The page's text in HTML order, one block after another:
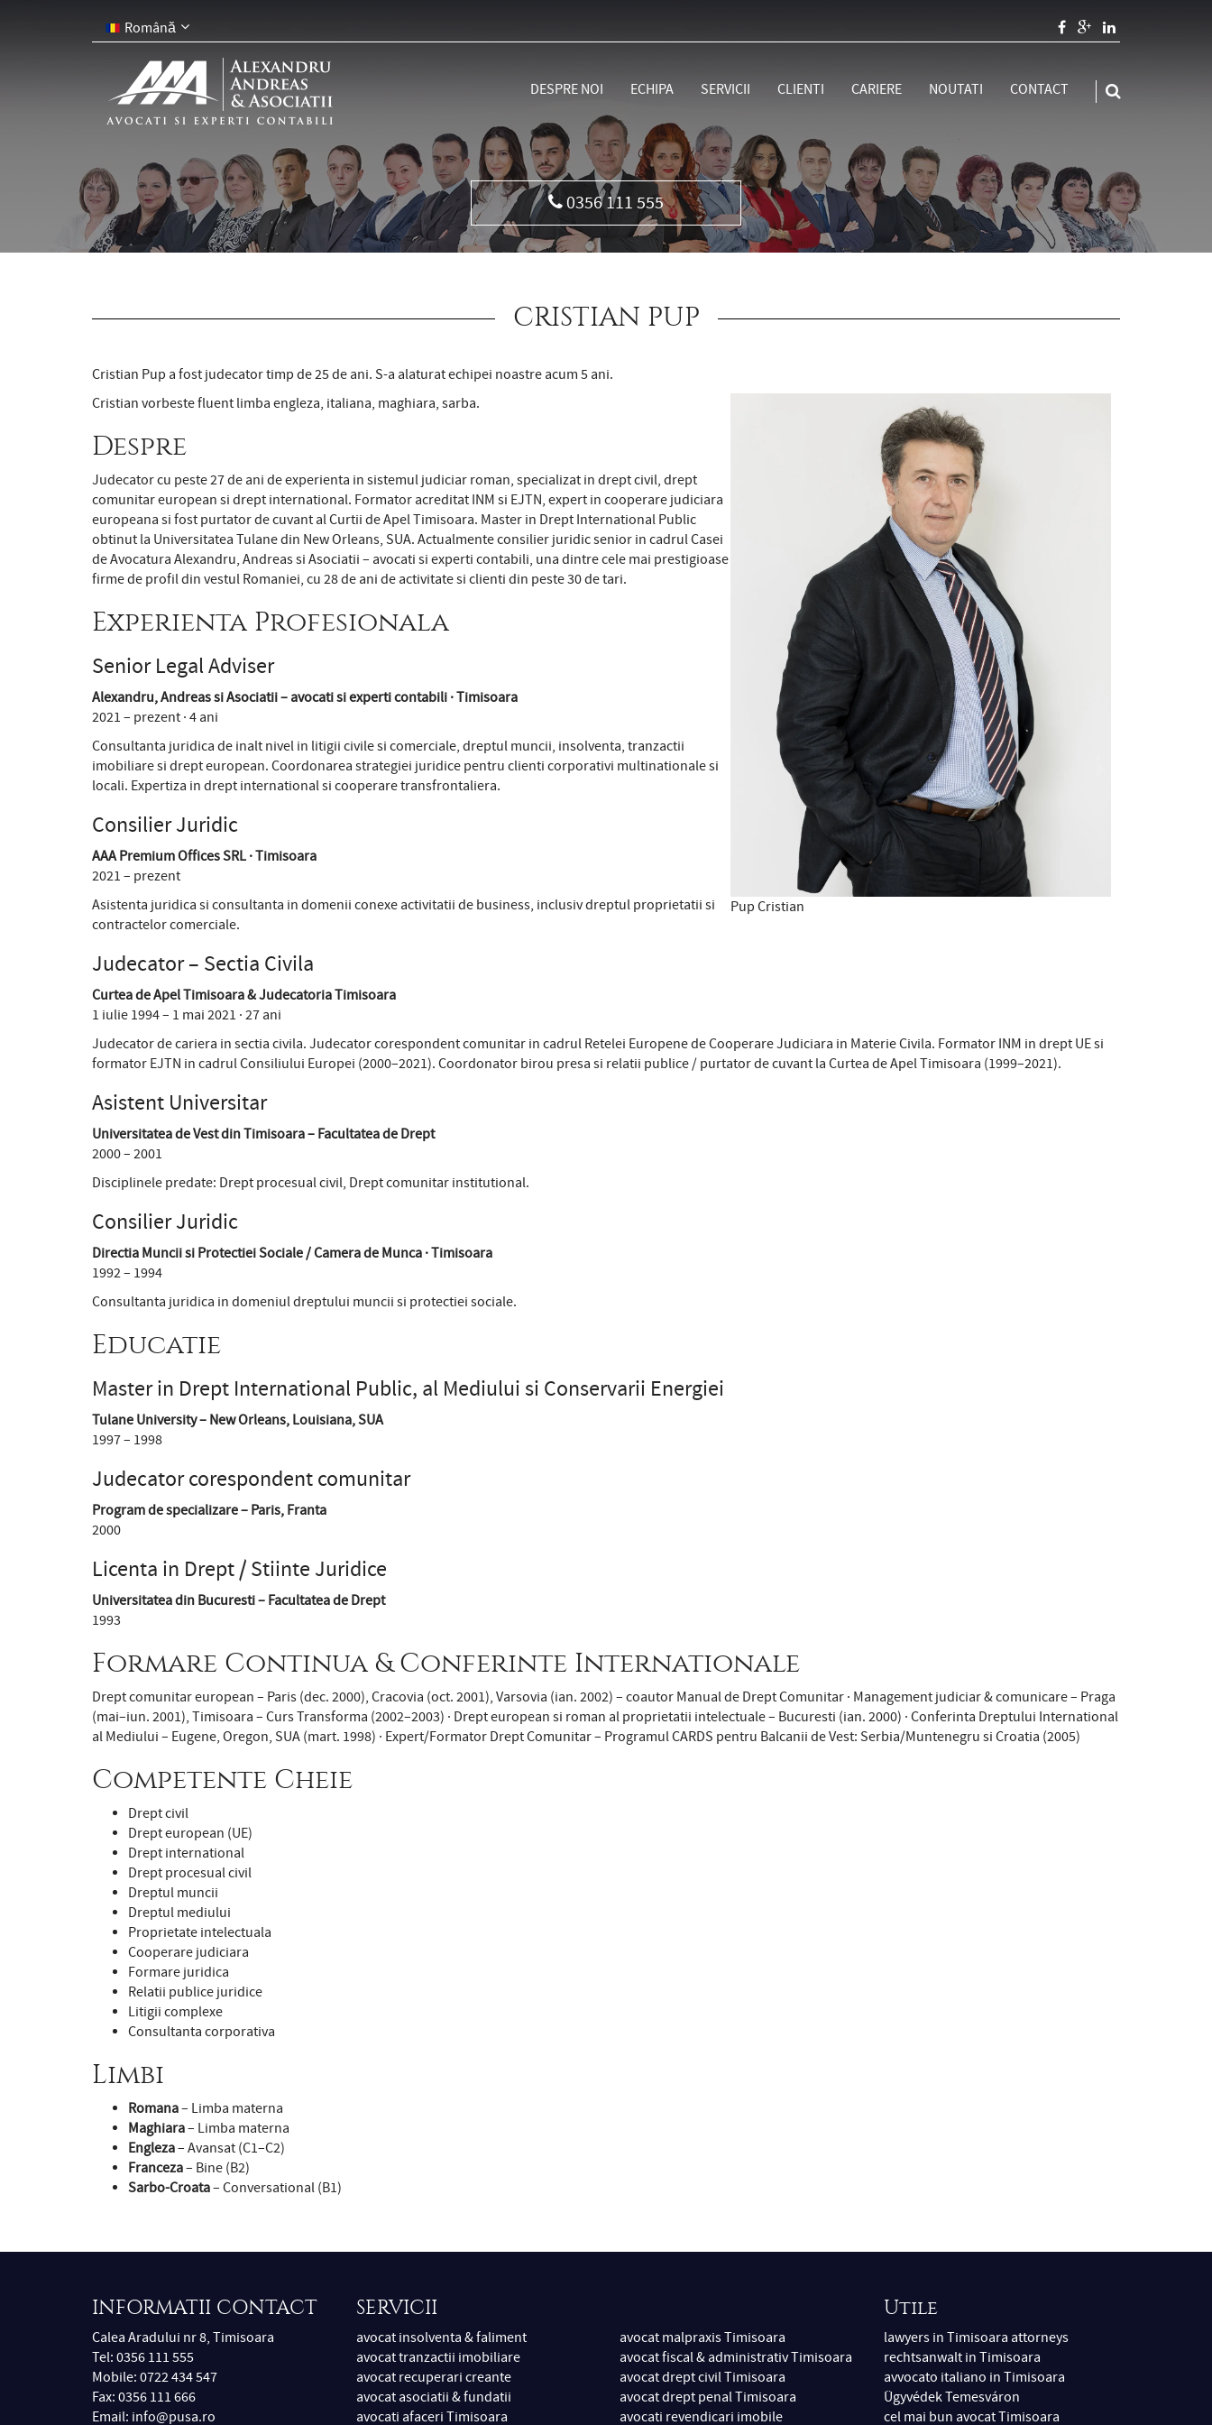
Română
DESPRE NOI ECHIPA SERVICII CLIENTI CARIERE NOUTATI CONTACT 
0356 111 555
CRISTIAN PUP
Cristian Pup a fost judecator timp de 25 de ani. S-a alaturat echipei noastre acum 5 ani.
Pup Cristian
Cristian vorbeste fluent limba engleza, italiana, maghiara, sarba.
Despre
Judecator cu peste 27 de ani de experienta in sistemul judiciar roman, specializat in drept civil, drept
comunitar european si drept international. Formator acreditat INM si EJTN, expert in cooperare judiciara
europeana si fost purtator de cuvant al Curtii de Apel Timisoara. Master in Drept International Public
obtinut la Universitatea Tulane din New Orleans, SUA. Actualmente consilier juridic senior in cadrul Casei
de Avocatura Alexandru, Andreas si Asociatii – avocati si experti contabili, una dintre cele mai prestigioase
firme de profil din vestul Romaniei, cu 28 de ani de activitate si clienti din peste 30 de tari.
Experienta Profesionala
Senior Legal Adviser
Alexandru, Andreas si Asociatii – avocati si experti contabili · Timisoara
2021 – prezent · 4 ani
Consultanta juridica de inalt nivel in litigii civile si comerciale, dreptul muncii, insolventa, tranzactii
imobiliare si drept european. Coordonarea strategiei juridice pentru clienti corporativi multinationale si
locali. Expertiza in drept international si cooperare transfrontaliera.
Consilier Juridic
AAA Premium Offices SRL · Timisoara
2021 – prezent
Asistenta juridica si consultanta in domenii conexe activitatii de business, inclusiv dreptul proprietatii si
contractelor comerciale.
Judecator – Sectia Civila
Curtea de Apel Timisoara & Judecatoria Timisoara
1 iulie 1994 – 1 mai 2021 · 27 ani
Judecator de cariera in sectia civila. Judecator corespondent comunitar in cadrul Retelei Europene de Cooperare Judiciara in Materie Civila. Formator INM in drept UE si
formator EJTN in cadrul Consiliului Europei (2000–2021). Coordonator birou presa si relatii publice / purtator de cuvant la Curtea de Apel Timisoara (1999–2021).
Asistent Universitar
Universitatea de Vest din Timisoara – Facultatea de Drept
2000 – 2001
Disciplinele predate: Drept procesual civil, Drept comunitar institutional.
Consilier Juridic
Directia Muncii si Protectiei Sociale / Camera de Munca · Timisoara
1992 – 1994
Consultanta juridica in domeniul dreptului muncii si protectiei sociale.
Educatie
Master in Drept International Public, al Mediului si Conservarii Energiei
Tulane University – New Orleans, Louisiana, SUA
1997 – 1998
Judecator corespondent comunitar
Program de specializare – Paris, Franta
2000
Licenta in Drept / Stiinte Juridice
Universitatea din Bucuresti – Facultatea de Drept
1993
Formare Continua & Conferinte Internationale
Drept comunitar european – Paris (dec. 2000), Cracovia (oct. 2001), Varsovia (ian. 2002) – coautor Manual de Drept Comunitar · Management judiciar & comunicare – Praga
(mai–iun. 2001), Timisoara – Curs Transforma (2002–2003) · Drept european si roman al proprietatii intelectuale – Bucuresti (ian. 2000) · Conferinta Dreptului International
al Mediului – Eugene, Oregon, SUA (mart. 1998) · Expert/Formator Drept Comunitar – Programul CARDS pentru Balcanii de Vest: Serbia/Muntenegru si Croatia (2005)
Competente Cheie
Drept civil
Drept european (UE)
Drept international
Drept procesual civil
Dreptul muncii
Dreptul mediului
Proprietate intelectuala
Cooperare judiciara
Formare juridica
Relatii publice juridice
Litigii complexe
Consultanta corporativa
Limbi
Romana– Limba materna
Maghiara– Limba materna
Engleza– Avansat (C1–C2)
Franceza– Bine (B2)
Sarbo-Croata– Conversational (B1)
INFORMATII CONTACT
Calea Aradului nr 8, Timisoara
Tel: 0356 111 555
Mobile: 0722 434 547
Fax: 0356 111 666
Email: info@pusa.ro
SERVICII
avocat insolventa & faliment
avocat tranzactii imobiliare
avocat recuperari creante
avocat asociatii & fundatii
avocati afaceri Timisoara
avocat malpraxis Timisoara
avocat fiscal & administrativ Timisoara
avocat drept civil Timisoara
avocat drept penal Timisoara
avocati revendicari imobile
Utile
lawyers in Timisoara attorneys
rechtsanwalt in Timisoara
avvocato italiano in Timisoara
Ügyvédek Temesváron
cel mai bun avocat Timisoara